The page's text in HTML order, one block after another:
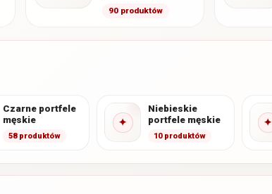
format oraz
kart i dokumentów. Po
90 produktów
Czarne portfele
męskie
58 produktów
✦
Niebieskie
portfele męskie
10 produktów
✦